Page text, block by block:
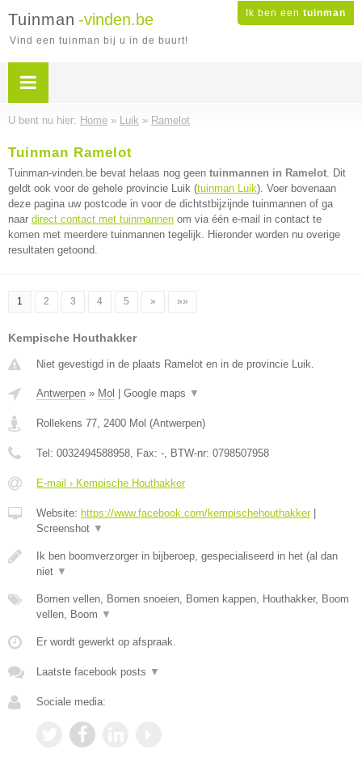
Ik ben een tuinman
Tuinman -vinden.be
Vind een tuinman bij u in de buurt!
U bent nu hier: Home » Luik » Ramelot
Tuinman Ramelot
Tuinman-vinden.be bevat helaas nog geen tuinmannen in Ramelot. Dit
geldt ook voor de gehele provincie Luik (tuinman Luik). Voer bovenaan
deze pagina uw postcode in voor de dichtstbijzijnde tuinmannen of ga
naar direct contact met tuinmannen om via één e-mail in contact te
komen met meerdere tuinmannen tegelijk. Hieronder worden nu overige
resultaten getoond.
1 2 3 4 5 » »»
Kempische Houthakker
Niet gevestigd in de plaats Ramelot en in de provincie Luik.
Antwerpen » Mol Google maps ▼
Rollekens 77, 2400 Mol (Antwerpen)
Tel: 0032494588958, Fax: -, BTW-nr: 0798507958
E-mail › Kempische Houthakker
Website: https://www.facebook.com/kempischehouthakker|
Screenshot ▼
Ik ben boomverzorger in bijberoep, gespecialiseerd in het (al dan
niet ▼
Bomen vellen, Bomen snoeien, Bomen kappen, Houthakker, Boom
vellen, Boom ▼
Er wordt gewerkt op afspraak.
Laatste facebook posts ▼
Sociale media: